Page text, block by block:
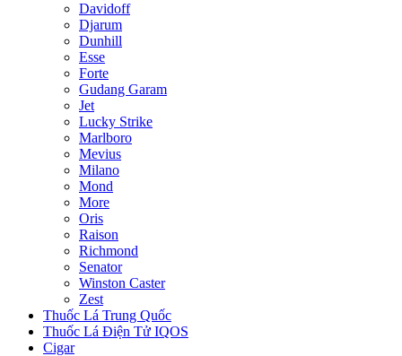
Davidoff
Djarum
Dunhill
Esse
Forte
Gudang Garam
Jet
Lucky Strike
Marlboro
Mevius
Milano
Mond
More
Oris
Raison
Richmond
Senator
Winston Caster
Zest
Thuốc Lá Trung Quốc
Thuốc Lá Điện Tử IQOS
Cigar